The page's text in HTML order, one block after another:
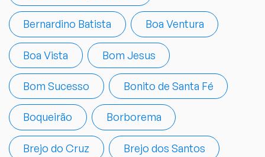
Bernardino Batista Boa Ventura
Boa Vista Bom Jesus
Bom Sucesso Bonito de Santa Fé
Boqueirão Borborema
Brejo do Cruz Brejo dos Santos